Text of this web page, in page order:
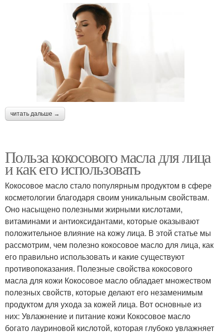
читать дальше →
Польза кокосового масла для лица
и как его использовать
Кокосовое масло стало популярным продуктом в сфере
косметологии благодаря своим уникальным свойствам.
Оно насыщено полезными жирными кислотами,
витаминами и антиоксидантами, которые оказывают
положительное влияние на кожу лица. В этой статье мы
рассмотрим, чем полезно кокосовое масло для лица, как
его правильно использовать и какие существуют
противопоказания. Полезные свойства кокосового
масла для кожи Кокосовое масло обладает множеством
полезных свойств, которые делают его незаменимым
продуктом для ухода за кожей лица. Вот основные из
них: Увлажнение и питание кожи Кокосовое масло
богато лауриновой кислотой, которая глубоко увлажняет